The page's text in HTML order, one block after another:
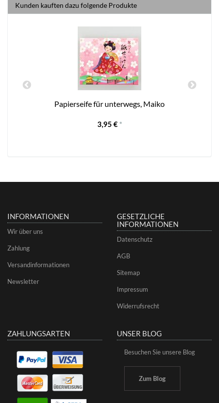
Kunden kauften dazu folgende Produkte
Papierseife für unterwegs, Maiko
3,95 € *
INFORMATIONEN
Wir über uns
Zahlung
Versandinformationen
Newsletter
GESETZLICHE
INFORMATIONEN
Datenschutz
AGB
Sitemap
Impressum
Widerrufsrecht
ZAHLUNGSARTEN UNSER BLOG
Besuchen Sie unsere Blog
Zum Blog